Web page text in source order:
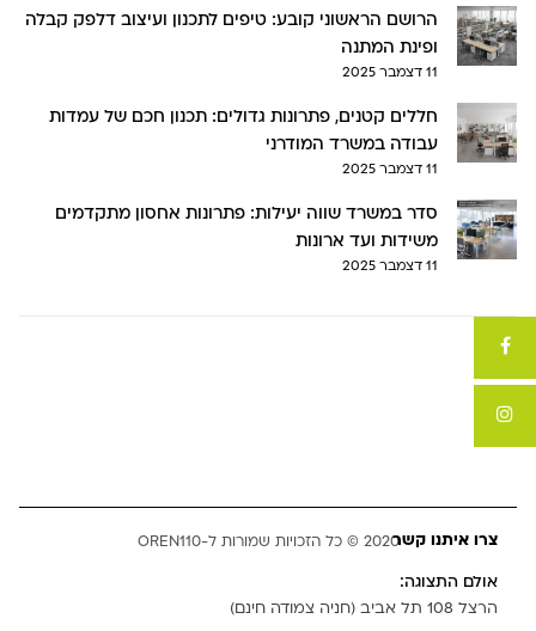
הרושם הראשוני קובע: טיפים לתכנון ועיצוב דלפק קבלה
ופינת המתנה
11 דצמבר 2025
חללים קטנים, פתרונות גדולים: תכנון חכם של עמדות
עבודה במשרד המודרני
11 דצמבר 2025
סדר במשרד שווה יעילות: פתרונות אחסון מתקדמים
משידות ועד ארונות
11 דצמבר 2025
צרו איתנו קשר
אולם התצוגה:
הרצל 108 תל אביב (חניה צמודה חינם)
2020 © כל הזכויות שמורות ל-OREN110